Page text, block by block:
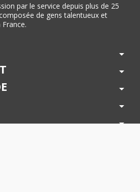
par le service depuis plus de 25
de gens talentueux et
arrow_drop_down
arrow_drop_down
arrow_drop_down
arrow_drop_down
arrow_drop_down